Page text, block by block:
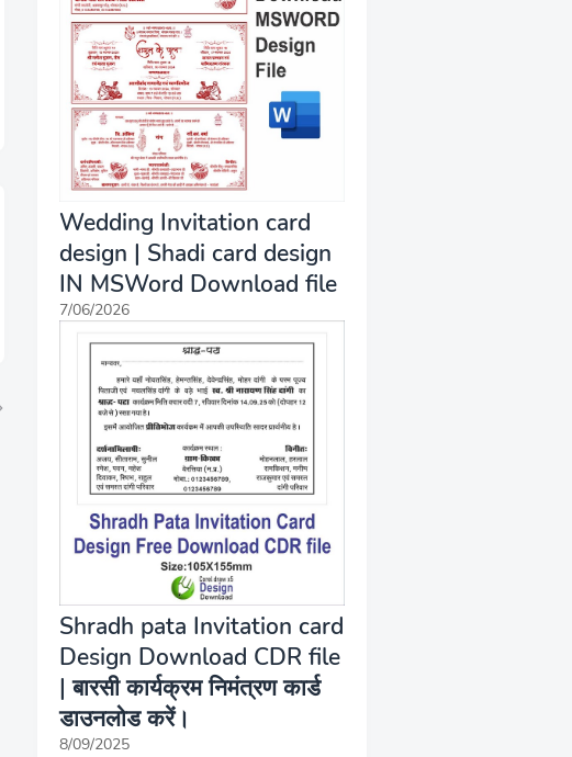
Wedding Invitation card
design | Shadi card design
IN MSWord Download file
7/06/2026
Shradh pata Invitation card
Design Download CDR file
| बारसी कार्यक्रम निमंत्रण कार्ड
डाउनलोड करें।
8/09/2025